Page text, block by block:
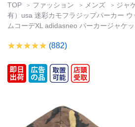
TOP ファッション メンズ ジャ
有）usa 迷彩カモフラジップパーカー ウ
ムコーデXL adidasneo パーカージャケッ
(882)